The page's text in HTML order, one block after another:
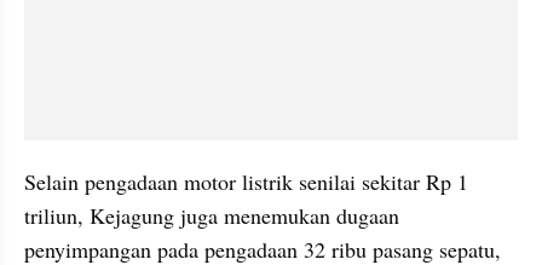
Selain pengadaan motor listrik senilai sekitar Rp 1
triliun, Kejagung juga menemukan dugaan
penyimpangan pada pengadaan 32 ribu pasang sepatu,